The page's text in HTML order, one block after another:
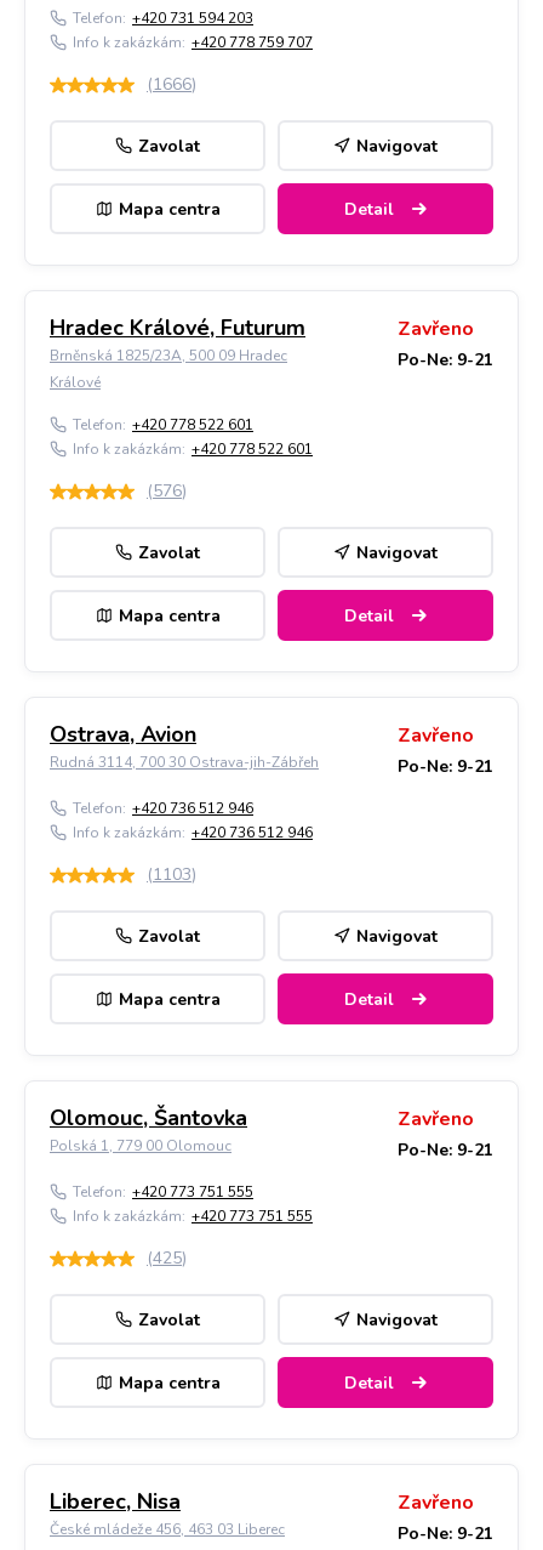
Telefon: +420 731 594 203
Info k zakázkám: +420 778 759 707
(1666)
Zavolat Navigovat
Mapa centra Detail
Hradec Králové, Futurum
Brněnská 1825/23A, 500 09 Hradec
Králové
Zavřeno
Po-Ne: 9-21
Telefon: +420 778 522 601
Info k zakázkám: +420 778 522 601
(576)
Zavolat Navigovat
Mapa centra Detail
Ostrava, Avion
Rudná 3114, 700 30 Ostrava-jih-Zábřeh
Zavřeno
Po-Ne: 9-21
Telefon: +420 736 512 946
Info k zakázkám: +420 736 512 946
(1103)
Zavolat Navigovat
Mapa centra Detail
Olomouc, Šantovka
Polská 1, 779 00 Olomouc
Zavřeno
Po-Ne: 9-21
Telefon: +420 773 751 555
Info k zakázkám: +420 773 751 555
(425)
Zavolat Navigovat
Mapa centra Detail
Liberec, Nisa
České mládeže 456, 463 03 Liberec
Zavřeno
Po-Ne: 9-21